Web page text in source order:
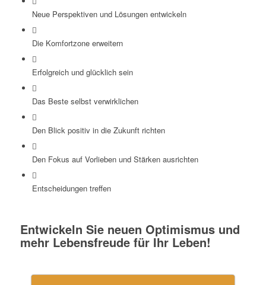
Neue Perspektiven und Lösungen entwickeln
Die Komfortzone erweitern
Erfolgreich und glücklich sein
Das Beste selbst verwirklichen
Den Blick positiv in die Zukunft richten
Den Fokus auf Vorlieben und Stärken ausrichten
Entscheidungen treffen
Entwickeln Sie neuen Optimismus und
mehr Lebensfreude für Ihr Leben!